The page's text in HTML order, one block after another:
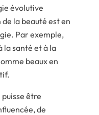
évolutive
la beauté est en
Par exemple,
la santé et à la
beaux en
puisse être
de